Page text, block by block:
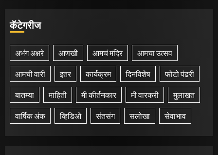
कॅटेगरीज
अभंग अक्षरे आणखी आमचं मंदिर आमचा उत्सव
आमची वारी इतर कार्यक्रम दिनविशेष फोटो पंढरी
बातम्या माहिती मी कीर्तनकार मी वारकरी मुलाखत
वार्षिक अंक व्हिडिओ संतसंग सलोखा सेवाभाव